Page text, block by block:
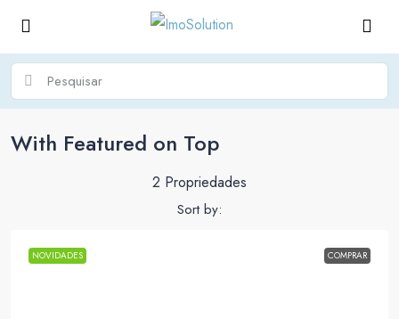
With Featured on Top
2 Propriedades
Sort by:
NOVIDADES COMPRAR